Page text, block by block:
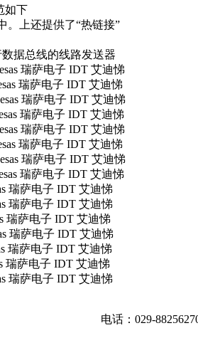
如下
。上还提供了“热链接”
据总线的线路发送器
瑞萨电子 IDT 艾迪悌
瑞萨电子 IDT 艾迪悌
瑞萨电子 IDT 艾迪悌
瑞萨电子 IDT 艾迪悌
瑞萨电子 IDT 艾迪悌
瑞萨电子 IDT 艾迪悌
瑞萨电子 IDT 艾迪悌
瑞萨电子 IDT 艾迪悌
瑞萨电子 IDT 艾迪悌
瑞萨电子 IDT 艾迪悌
瑞萨电子 IDT 艾迪悌
瑞萨电子 IDT 艾迪悌
瑞萨电子 IDT 艾迪悌
瑞萨电子 IDT 艾迪悌
瑞萨电子 IDT 艾迪悌
电话：029-